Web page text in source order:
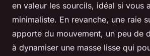
en valeur les sourcils, idéal si vous
minimaliste. En revanche, une raie
apporte du mouvement, un peu de
à dynamiser une masse lisse qui